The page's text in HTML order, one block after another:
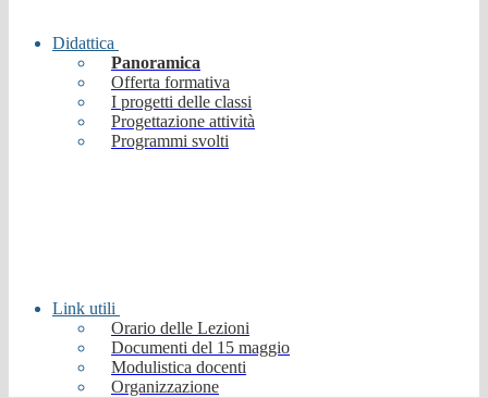
Didattica
Panoramica
Offerta formativa
I progetti delle classi
Progettazione attività
Programmi svolti
Link utili
Orario delle Lezioni
Documenti del 15 maggio
Modulistica docenti
Organizzazione